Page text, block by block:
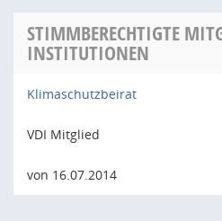
STIMMBERECHTIGTE
INSTITUTIONEN
Klimaschutzbeirat
VDI Mitglied
von 16.07.2014